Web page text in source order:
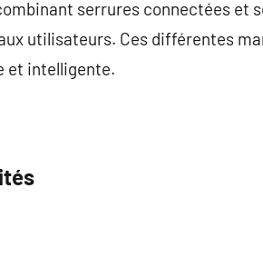
serrures connectées et
utilisateurs. Ces différentes
et intelligente.